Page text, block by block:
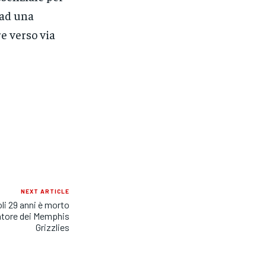
una
verso via
NEXT ARTICLE
29 anni è morto
dei Memphis
Grizzlies